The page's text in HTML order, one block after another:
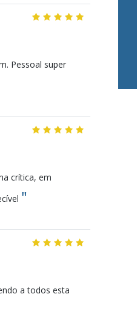
Pessoal super
crítica, em
"
a todos esta